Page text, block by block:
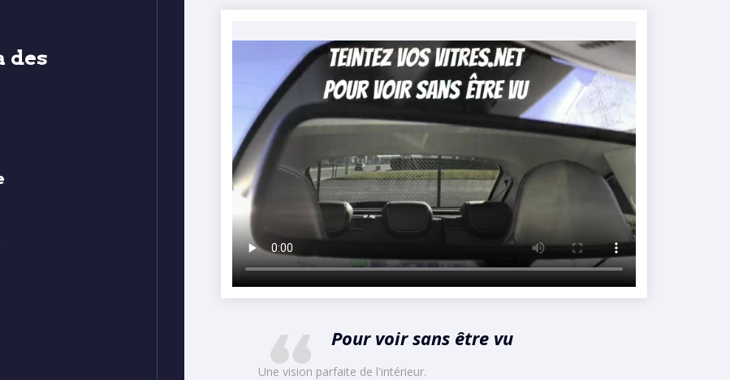
des
Pour voir sans être vu
Une vision parfaite de l'intérieur.